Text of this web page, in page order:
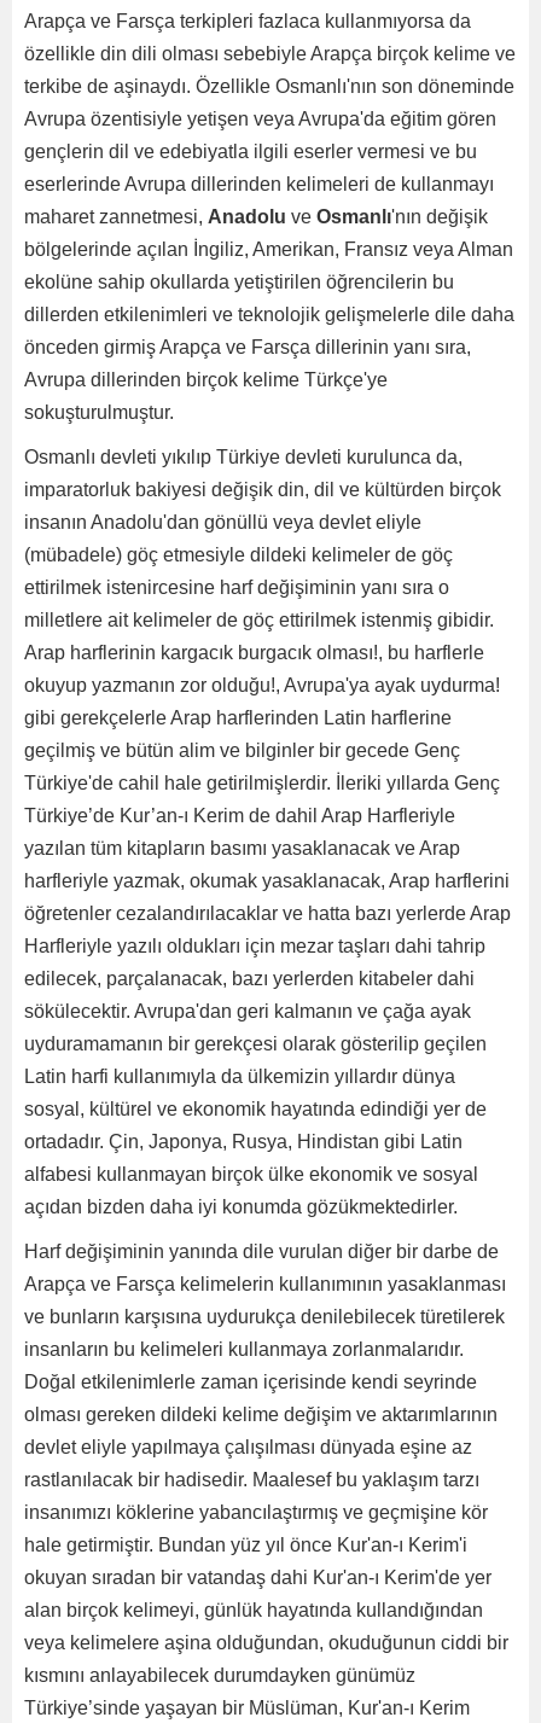
Arapça ve Farsça terkipleri fazlaca kullanmıyorsa da
özellikle din dili olması sebebiyle Arapça birçok kelime ve
terkibe de aşinaydı. Özellikle Osmanlı'nın son döneminde
Avrupa özentisiyle yetişen veya Avrupa'da eğitim gören
gençlerin dil ve edebiyatla ilgili eserler vermesi ve bu
eserlerinde Avrupa dillerinden kelimeleri de kullanmayı
maharet zannetmesi, Anadolu ve Osmanlı'nın değişik
bölgelerinde açılan İngiliz, Amerikan, Fransız veya Alman
ekolüne sahip okullarda yetiştirilen öğrencilerin bu
dillerden etkilenimleri ve teknolojik gelişmelerle dile daha
önceden girmiş Arapça ve Farsça dillerinin yanı sıra,
Avrupa dillerinden birçok kelime Türkçe'ye
sokuşturulmuştur.
Osmanlı devleti yıkılıp Türkiye devleti kurulunca da,
imparatorluk bakiyesi değişik din, dil ve kültürden birçok
insanın Anadolu'dan gönüllü veya devlet eliyle
(mübadele) göç etmesiyle dildeki kelimeler de göç
ettirilmek istenircesine harf değişiminin yanı sıra o
milletlere ait kelimeler de göç ettirilmek istenmiş gibidir.
Arap harflerinin kargacık burgacık olması!, bu harflerle
okuyup yazmanın zor olduğu!, Avrupa'ya ayak uydurma!
gibi gerekçelerle Arap harflerinden Latin harflerine
geçilmiş ve bütün alim ve bilginler bir gecede Genç
Türkiye'de cahil hale getirilmişlerdir. İleriki yıllarda Genç
Türkiye’de Kur’an-ı Kerim de dahil Arap Harfleriyle
yazılan tüm kitapların basımı yasaklanacak ve Arap
harfleriyle yazmak, okumak yasaklanacak, Arap harflerini
öğretenler cezalandırılacaklar ve hatta bazı yerlerde Arap
Harfleriyle yazılı oldukları için mezar taşları dahi tahrip
edilecek, parçalanacak, bazı yerlerden kitabeler dahi
sökülecektir. Avrupa'dan geri kalmanın ve çağa ayak
uyduramamanın bir gerekçesi olarak gösterilip geçilen
Latin harfi kullanımıyla da ülkemizin yıllardır dünya
sosyal, kültürel ve ekonomik hayatında edindiği yer de
ortadadır. Çin, Japonya, Rusya, Hindistan gibi Latin
alfabesi kullanmayan birçok ülke ekonomik ve sosyal
açıdan bizden daha iyi konumda gözükmektedirler.
Harf değişiminin yanında dile vurulan diğer bir darbe de
Arapça ve Farsça kelimelerin kullanımının yasaklanması
ve bunların karşısına uydurukça denilebilecek türetilerek
insanların bu kelimeleri kullanmaya zorlanmalarıdır.
Doğal etkilenimlerle zaman içerisinde kendi seyrinde
olması gereken dildeki kelime değişim ve aktarımlarının
devlet eliyle yapılmaya çalışılması dünyada eşine az
rastlanılacak bir hadisedir. Maalesef bu yaklaşım tarzı
insanımızı köklerine yabancılaştırmış ve geçmişine kör
hale getirmiştir. Bundan yüz yıl önce Kur'an-ı Kerim'i
okuyan sıradan bir vatandaş dahi Kur'an-ı Kerim'de yer
alan birçok kelimeyi, günlük hayatında kullandığından
veya kelimelere aşina olduğundan, okuduğunun ciddi bir
kısmını anlayabilecek durumdayken günümüz
Türkiye’sinde yaşayan bir Müslüman, Kur'an-ı Kerim